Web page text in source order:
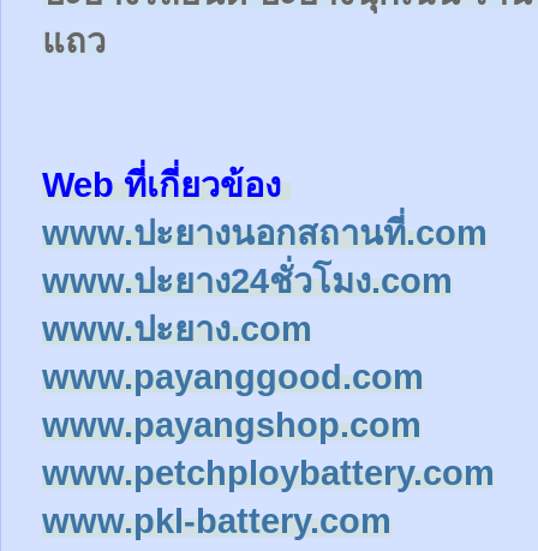
แถว
Web ที่เกี่ยวข้อง
www.ปะยางนอกสถานที่.com
www.ปะยาง24ชั่วโมง.com
www.ปะยาง.com
www.payanggood.com
www.payangshop.com
www.petchploybattery.com
www.pkl-battery.com